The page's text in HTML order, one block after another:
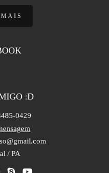
:D
0429
/ PA